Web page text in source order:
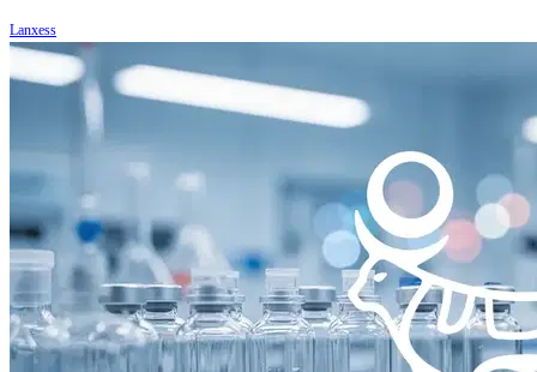
Lanxess